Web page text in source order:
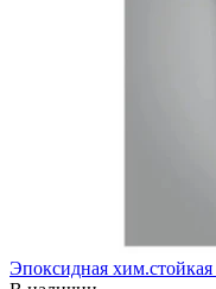
Эпоксидная